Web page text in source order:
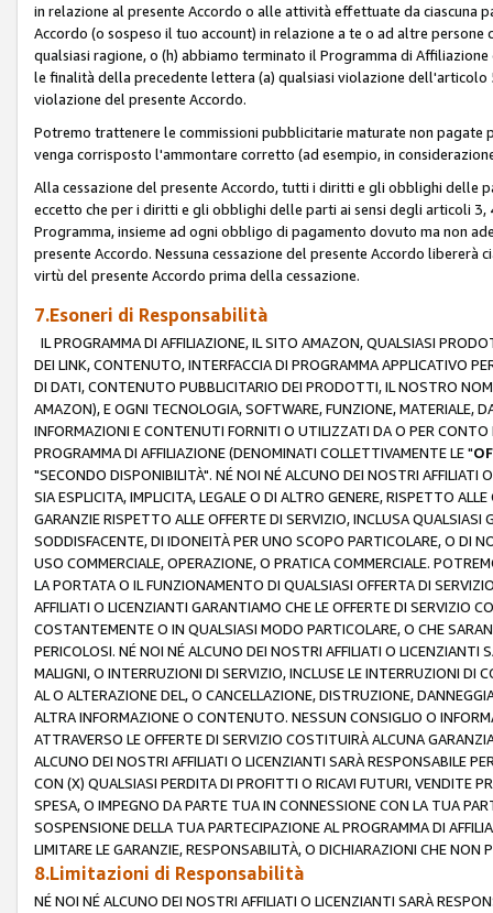
in relazione al presente Accordo o alle attività effettuate da ciascuna
Accordo (o sospeso il tuo account) in relazione a te o ad altre
qualsiasi ragione, o (h) abbiamo terminato il Programma di
le finalità della precedente lettera (a) qualsiasi violazione
violazione del presente Accordo.
Potremo trattenere le commissioni pubblicitarie maturate non
venga corrisposto l'ammontare corretto (ad esempio, in
Alla cessazione del presente Accordo, tutti i diritti e gli obblighi delle
eccetto che per i diritti e gli obblighi delle parti ai sensi degli articoli
Programma, insieme ad ogni obbligo di pagamento dovuto ma non
presente Accordo. Nessuna cessazione del presente Accordo
virtù del presente Accordo prima della cessazione.
7.Esoneri di Responsabilità
IL PROGRAMMA DI AFFILIAZIONE, IL SITO AMAZON, QUALSIASI
DEI LINK, CONTENUTO, INTERFACCIA DI PROGRAMMA APPLICATIVO
DI DATI, CONTENUTO PUBBLICITARIO DEI PRODOTTI, IL NOSTRO
AMAZON), E OGNI TECNOLOGIA, SOFTWARE, FUNZIONE, MATERIALE,
INFORMAZIONI E CONTENUTI FORNITI O UTILIZZATI DA O PER
PROGRAMMA DI AFFILIAZIONE (DENOMINATI COLLETTIVAMENTE LE "
"SECONDO DISPONIBILITÀ". NÉ NOI NÉ ALCUNO DEI NOSTRI
SIA ESPLICITA, IMPLICITA, LEGALE O DI ALTRO GENERE, RISPETTO
GARANZIE RISPETTO ALLE OFFERTE DI SERVIZIO, INCLUSA
SODDISFACENTE, DI IDONEITÀ PER UNO SCOPO PARTICOLARE, O DI
USO COMMERCIALE, OPERAZIONE, O PRATICA COMMERCIALE.
LA PORTATA O IL FUNZIONAMENTO DI QUALSIASI OFFERTA DI
AFFILIATI O LICENZIANTI GARANTIAMO CHE LE OFFERTE DI SERVIZIO
COSTANTEMENTE O IN QUALSIASI MODO PARTICOLARE, O CHE
PERICOLOSI. NÉ NOI NÉ ALCUNO DEI NOSTRI AFFILIATI O LICENZIANTI
MALIGNI, O INTERRUZIONI DI SERVIZIO, INCLUSE LE INTERRUZIONI DI
AL O ALTERAZIONE DEL, O CANCELLAZIONE, DISTRUZIONE,
ALTRA INFORMAZIONE O CONTENUTO. NESSUN CONSIGLIO O
ATTRAVERSO LE OFFERTE DI SERVIZIO COSTITUIRÀ ALCUNA
ALCUNO DEI NOSTRI AFFILIATI O LICENZIANTI SARÀ RESPONSABILE
CON (X) QUALSIASI PERDITA DI PROFITTI O RICAVI FUTURI, VENDITE
SPESA, O IMPEGNO DA PARTE TUA IN CONNESSIONE CON LA TUA
SOSPENSIONE DELLA TUA PARTECIPAZIONE AL PROGRAMMA DI
LIMITARE LE GARANZIE, RESPONSABILITÀ, O DICHIARAZIONI CHE NON
8.Limitazioni di Responsabilità
NÉ NOI NÉ ALCUNO DEI NOSTRI AFFILIATI O LICENZIANTI SARÀ